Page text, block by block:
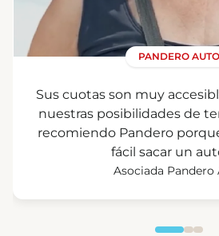
PANDERO AUTO
Sus cuotas son muy
nuestras posibilidades de
recomiendo Pandero
fácil sacar un
Asociada Pandero